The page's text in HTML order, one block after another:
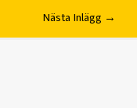
Nästa Inlägg →